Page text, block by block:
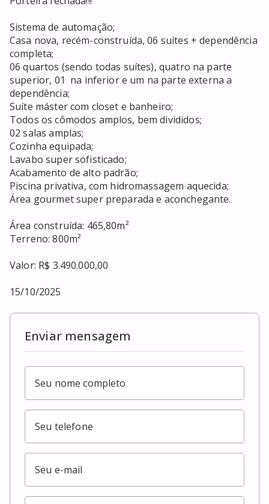
Sistema de automação;
Casa nova, recém-construída, 06 suítes + dependência
completa;
06 quartos (sendo todas suítes), quatro na parte
superior, 01  na inferior e um na parte externa a
dependência;
Suíte máster com closet e banheiro;
Todos os cômodos amplos, bem divididos;
02 salas amplas;
Cozinha equipada;
Lavabo super sofisticado;
Acabamento de alto padrão;
Piscina privativa, com hidromassagem aquecida;
Área gourmet super preparada e aconchegante.
Área construída: 465,80m²
Terreno: 800m²
Valor: R$ 3.490.000,00
15/10/2025
Enviar mensagem